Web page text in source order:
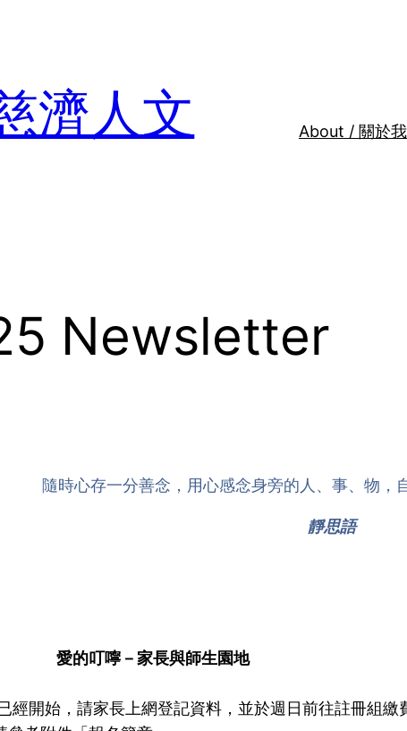
濟人文
About / 關於
Newsletter
隨時心存一分善念，用心感念身旁的人、事、物，
靜思語
愛的叮嚀－家長與師生園地
開始，請家長上網登記資料，並於週日前往註冊組繳